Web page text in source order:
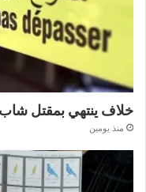
خلاف ينتهي بمقتل
منذ يومين